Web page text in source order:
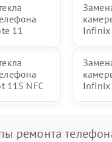
11
Infinix
11S NFC
Infinix
ремонта